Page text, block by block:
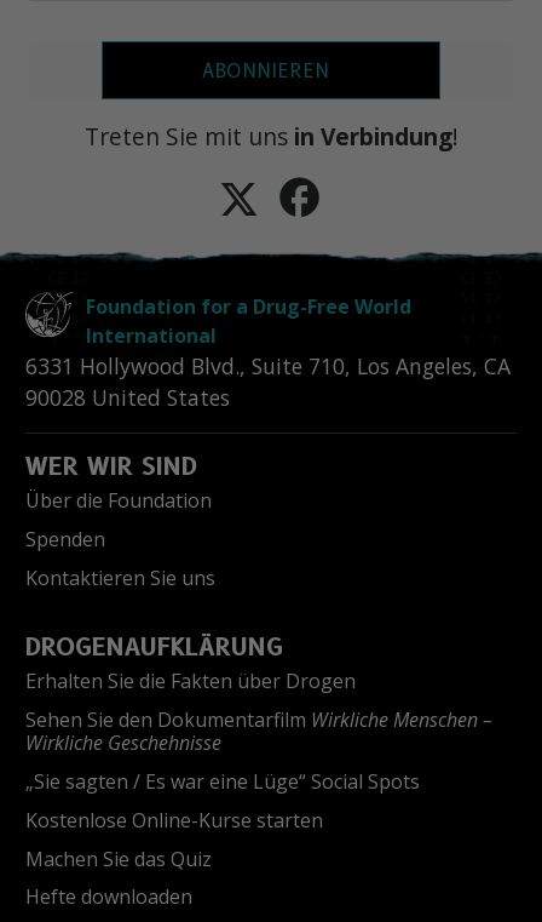
ABONNIEREN
Treten Sie mit uns in Verbindung!
Foundation for a Drug-Free World
International
6331 Hollywood Blvd., Suite 710, Los Angeles, CA
90028 United States
WER WIR SIND
Über die Foundation
Spenden
Kontaktieren Sie uns
DROGENAUFKLÄRUNG
Erhalten Sie die Fakten über Drogen
Sehen Sie den Dokumentarfilm Wirkliche Menschen –
Wirkliche Geschehnisse
„Sie sagten / Es war eine Lüge“ Social Spots
Kostenlose Online-Kurse starten
Machen Sie das Quiz
Hefte downloaden